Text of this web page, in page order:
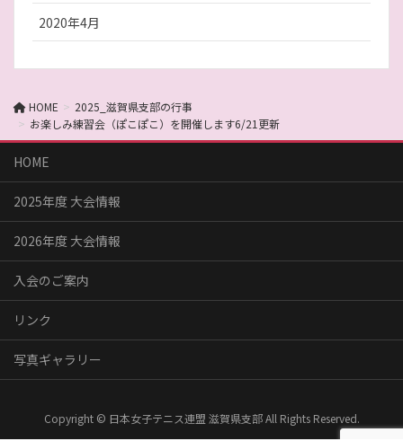
2020年4月
HOME
2025_滋賀県支部の行事
お楽しみ練習会（ぽこぽこ）を開催します6/21更新
HOME
2025年度 大会情報
2026年度 大会情報
入会のご案内
リンク
写真ギャラリー
Copyright © 日本女子テニス連盟 滋賀県支部 All Rights Reserved.